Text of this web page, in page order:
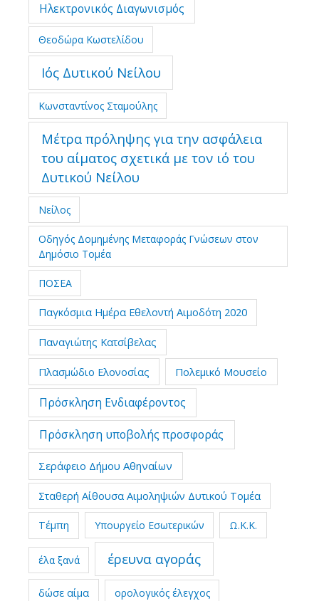
Ηλεκτρονικός Διαγωνισμός
Θεοδώρα Κωστελίδου
Ιός Δυτικού Νείλου
Κωνσταντίνος Σταμούλης
Μέτρα πρόληψης για την ασφάλεια
του αίματος σχετικά με τον ιό του
Δυτικού Νείλου
Νείλος
Οδηγός Δομημένης Μεταφοράς Γνώσεων στον
Δημόσιο Τομέα
ΠΟΣΕΑ
Παγκόσμια Ημέρα Εθελοντή Αιμοδότη 2020
Παναγιώτης Κατσίβελας
Πλασμώδιο Ελονοσίας Πολεμικό Μουσείο
Πρόσκληση Ενδιαφέροντος
Πρόσκληση υποβολής προσφοράς
Σεράφειο Δήμου Αθηναίων
Σταθερή Αίθουσα Αιμοληψιών Δυτικού Τομέα
Τέμπη Υπουργείο Εσωτερικών Ω.Κ.Κ.
έλα ξανά έρευνα αγοράς
δώσε αίμα ορολογικός έλεγχος